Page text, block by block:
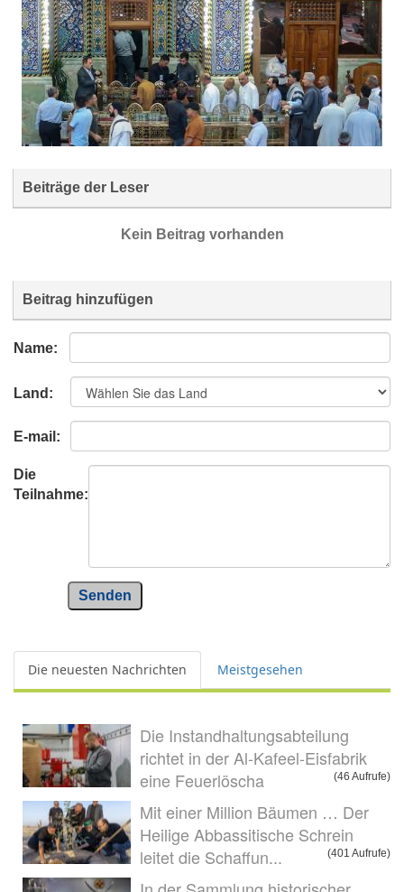
Beiträge der Leser
Kein Beitrag vorhanden
Beitrag hinzufügen
Name:
Land:
E-mail:
Die
Teilnahme:
Senden
Die neuesten Nachrichten Meistgesehen
Die Instandhaltungsabteilung
richtet in der Al-Kafeel-Eisfabrik
eine Feuerlöscha
(46 Aufrufe)
Mit einer Million Bäumen … Der
Heilige Abbassitische Schrein
leitet die Schaffun...
(401 Aufrufe)